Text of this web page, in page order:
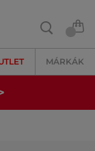
MÁRKÁK